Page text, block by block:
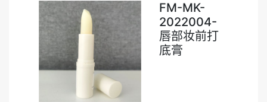
FM-MK-
2022004-
唇部妆前打
底膏